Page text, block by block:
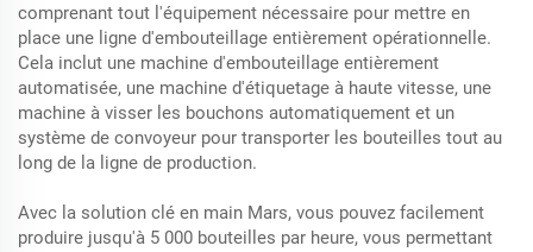
comprenant tout l'équipement nécessaire pour mettre en
place une ligne d'embouteillage entièrement opérationnelle.
Cela inclut une machine d'embouteillage entièrement
automatisée, une machine d'étiquetage à haute vitesse, une
machine à visser les bouchons automatiquement et un
système de convoyeur pour transporter les bouteilles tout au
long de la ligne de production.
Avec la solution clé en main Mars, vous pouvez facilement
produire jusqu'à 5 000 bouteilles par heure, vous permettant